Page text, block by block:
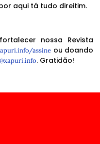
aqui tá tudo direitim.
nossa Revista
assine ou doando
. Gratidão!